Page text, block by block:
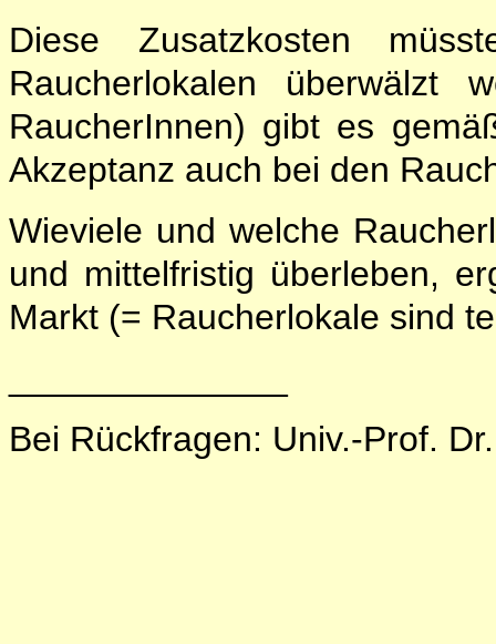
Diese Zusatzkosten
Raucherlokalen überwälzt
RaucherInnen) gibt es
Akzeptanz auch bei den
Wieviele und welche
und mittelfristig überleben,
Markt (= Raucherlokale sind
Bei Rückfragen: Univ.-Prof.